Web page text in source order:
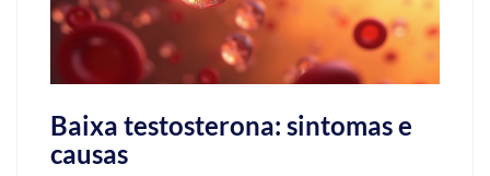
Baixa testosterona: sintomas e
causas